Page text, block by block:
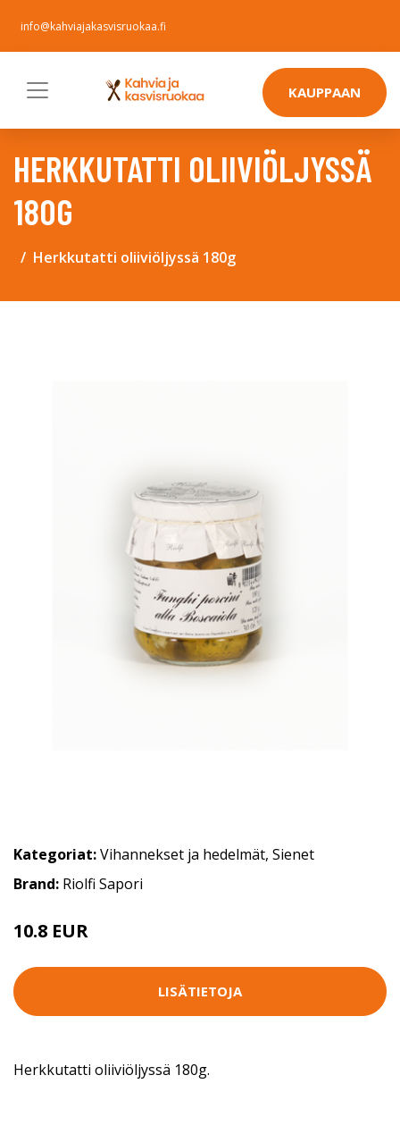
info@kahviajakasvisruokaa.fi
KAUPPAAN
HERKKUTATTI OLIIVIÖLJYSSÄ
180G
Herkkutatti oliiviöljyssä 180g
Kategoriat:Vihannekset ja hedelmät, Sienet
Brand: Riolfi Sapori
10.8 EUR
LISÄTIETOJA
Herkkutatti oliiviöljyssä 180g.